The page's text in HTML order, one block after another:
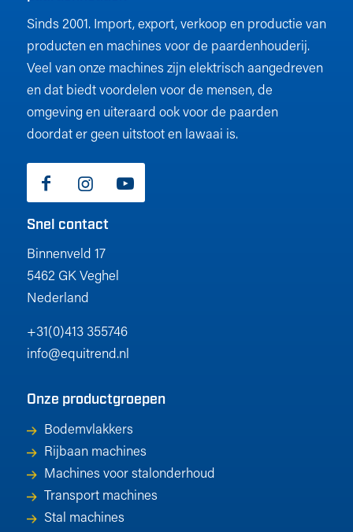
Sinds 2001. Import, export, verkoop en productie van
producten en machines voor de paardenhouderij.
Veel van onze machines zijn elektrisch aangedreven
en dat biedt voordelen voor de mensen, de
omgeving en uiteraard ook voor de paarden
doordat er geen uitstoot en lawaai is.
Snel contact
Binnenveld 17
5462 GK Veghel
Nederland
+31(0)413 355746
info@equitrend.nl
Onze productgroepen
Bodemvlakkers
Rijbaan machines
Machines voor stalonderhoud
Transport machines
Stal machines